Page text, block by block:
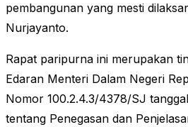
pembangunan yang mesti
Nurjayanto.
Rapat paripurna ini merupakan
Edaran Menteri Dalam Negeri
Nomor 100.2.4.3/4378/SJ
tentang Penegasan dan